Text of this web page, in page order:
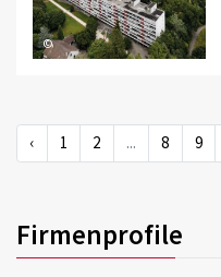
©
‹ 1 2 ... 8 9
Firmenprofile